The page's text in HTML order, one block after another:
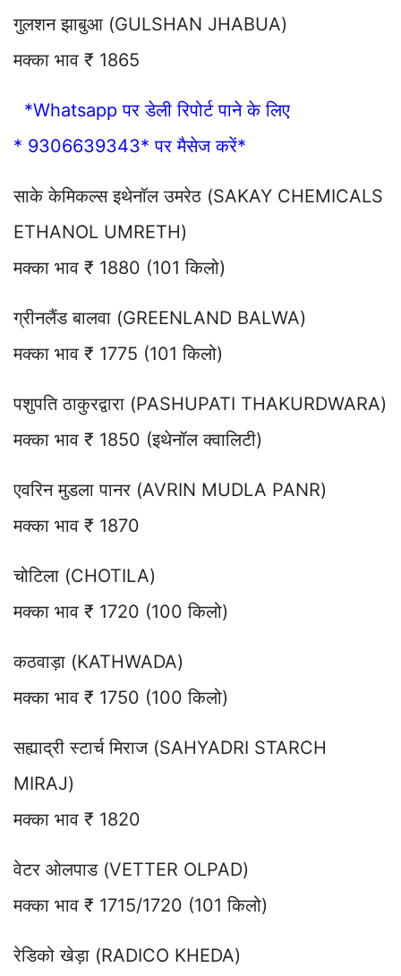
गुलशन झाबुआ (GULSHAN JHABUA)
मक्का भाव ₹ 1865
*Whatsapp पर डेली रिपोर्ट पाने के लिए
* 9306639343* पर मैसेज करें*
साके केमिकल्स इथेनॉल उमरेठ (SAKAY CHEMICALS
ETHANOL UMRETH)
मक्का भाव ₹ 1880 (101 किलो)
ग्रीनलैंड बालवा (GREENLAND BALWA)
मक्का भाव ₹ 1775 (101 किलो)
पशुपति ठाकुरद्वारा (PASHUPATI THAKURDWARA)
मक्का भाव ₹ 1850 (इथेनॉल क्वालिटी)
एवरिन मुडला पानर (AVRIN MUDLA PANR)
मक्का भाव ₹ 1870
चोटिला (CHOTILA)
मक्का भाव ₹ 1720 (100 किलो)
कठवाड़ा (KATHWADA)
मक्का भाव ₹ 1750 (100 किलो)
सह्याद्री स्टार्च मिराज (SAHYADRI STARCH
MIRAJ)
मक्का भाव ₹ 1820
वेटर ओलपाड (VETTER OLPAD)
मक्का भाव ₹ 1715/1720 (101 किलो)
रेडिको खेड़ा (RADICO KHEDA)